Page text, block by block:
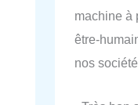
machine à
être-
nos